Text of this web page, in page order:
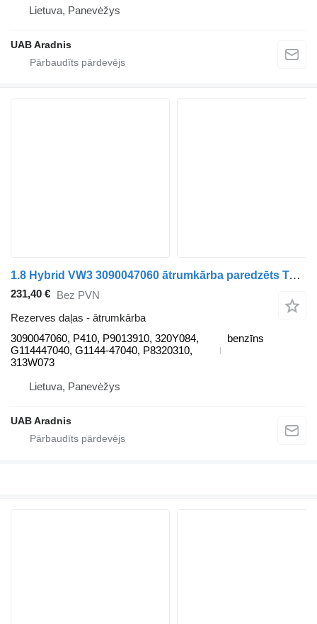
Lietuva, Panevėžys
UAB Aradnis
1.8 Hybrid VW3 3090047060 ātrumkārba paredzēts Toyota PRIUS W3 automašīnas
231,40 € Bez PVN
Rezerves daļas - ātrumkārba
3090047060, P410, P9013910, 320Y084,
G114447040, G1144-47040, P8320310,
313W073
benzīns
Lietuva, Panevėžys
UAB Aradnis